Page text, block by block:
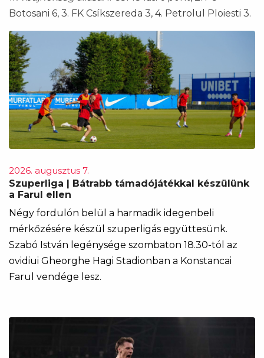
Botosani 6, 3. FK Csíkszereda 3, 4. Petrolul Ploiesti 3.
2026. augusztus 7.
Szuperliga | Bátrabb támadójátékkal készülünk
a Farul ellen
Négy fordulón belül a harmadik idegenbeli
mérkőzésére készül szuperligás együttesünk.
Szabó István legénysége szombaton 18.30-tól az
ovidiui Gheorghe Hagi Stadionban a Konstancai
Farul vendége lesz.